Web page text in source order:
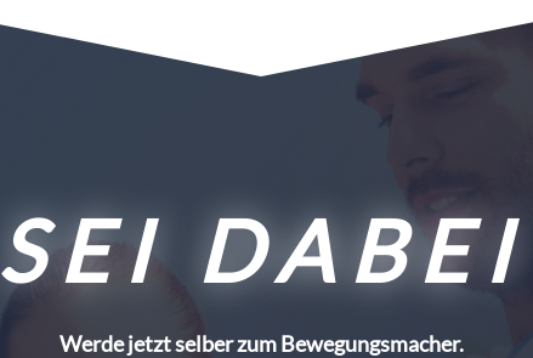
SEI DABEI
Werde jetzt selber zum Bewegungsmacher.